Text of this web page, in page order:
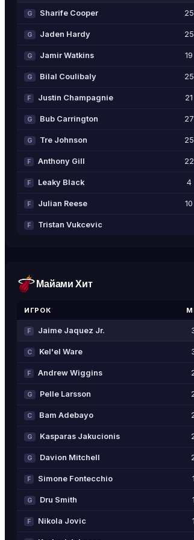
G Sharife Cooper 25
G Jaden Hardy 25
G Jamir Watkins 19
G Bilal Coulibaly 25
F Justin Champagnie 21
G Bub Carrington 27
G Tre Johnson 25
F Anthony Gill 22
F Leaky Black 4
F Julian Reese 10
F Tristan Vukcevic
Майами Хит
ИГРОК
F Jaime Jaquez Jr.
C Kel'el Ware
F Andrew Wiggins
G Pelle Larsson
C Bam Adebayo
G Kasparas Jakucionis
G Davion Mitchell
F Simone Fontecchio
G Dru Smith
F Nikola Jovic